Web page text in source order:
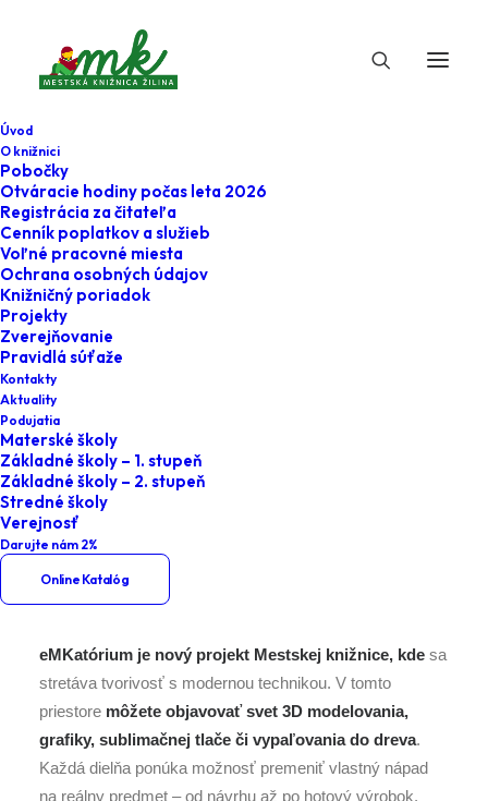
Úvod
O knižnici
Pobočky
Otváracie hodiny počas leta 2026
Registrácia za čitateľa
Cenník poplatkov a služieb
Voľné pracovné miesta
Ochrana osobných údajov
Knižničný poriadok
Projekty
Zverejňovanie
Pravidlá súťaže
Kontakty
Aktuality
Podujatia
Materské školy
Základné školy – 1. stupeň
Základné školy – 2. stupeň
Stredné školy
Verejnosť
Darujte nám 2%
Online Katalóg
Dajte hlas nášmu
Home Podujatia
Dajte hlas nášmu eMKatóriu!
eMKatórium je nový projekt Mestskej knižnice, kde sa
stretáva tvorivosť s modernou technikou. V tomto
priestore môžete objavovať svet 3D modelovania,
grafiky, sublimačnej tlače či vypaľovania do dreva.
Každá dielňa ponúka možnosť premeniť vlastný nápad
na reálny predmet – od návrhu až po hotový výrobok.